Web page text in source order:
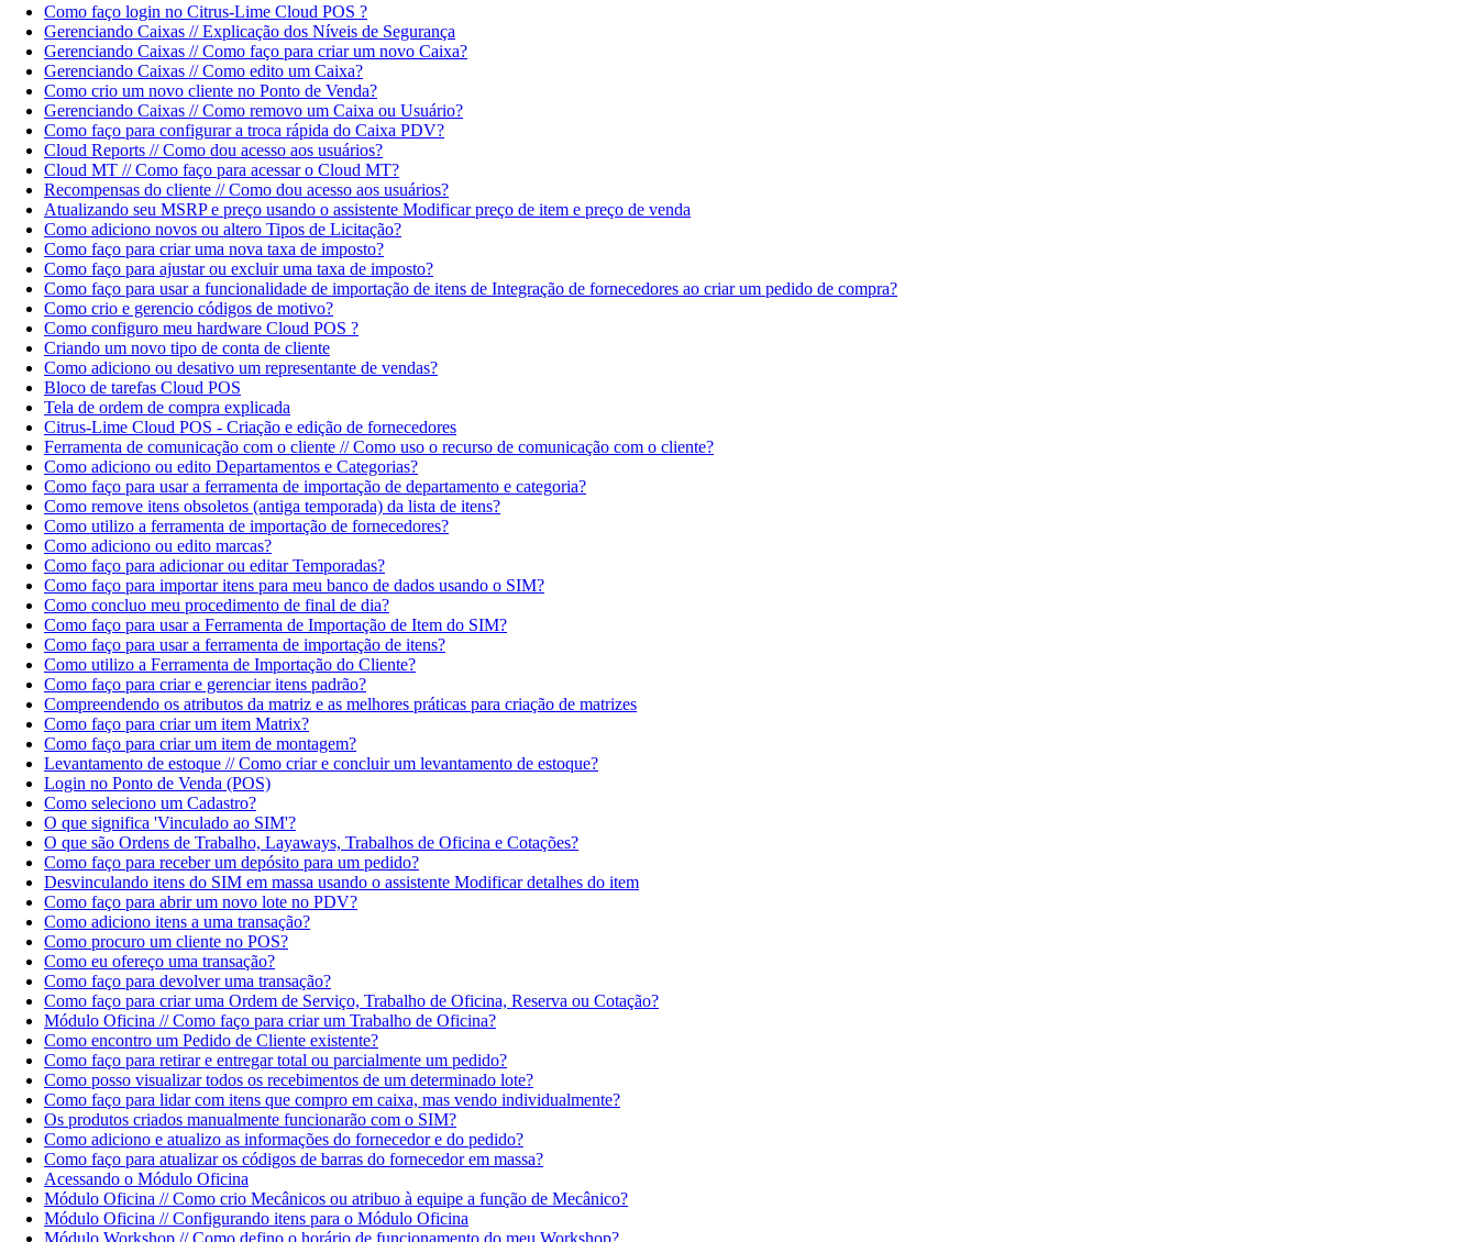
Como faço login no Citrus-Lime Cloud POS ?
Gerenciando Caixas // Explicação dos Níveis de Segurança
Gerenciando Caixas // Como faço para criar um novo Caixa?
Gerenciando Caixas // Como edito um Caixa?
Como crio um novo cliente no Ponto de Venda?
Gerenciando Caixas // Como removo um Caixa ou Usuário?
Como faço para configurar a troca rápida do Caixa PDV?
Cloud Reports // Como dou acesso aos usuários?
Cloud MT // Como faço para acessar o Cloud MT?
Recompensas do cliente // Como dou acesso aos usuários?
Atualizando seu MSRP e preço usando o assistente Modificar preço de item e preço de venda
Como adiciono novos ou altero Tipos de Licitação?
Como faço para criar uma nova taxa de imposto?
Como faço para ajustar ou excluir uma taxa de imposto?
Como faço para usar a funcionalidade de importação de itens de Integração de fornecedores ao criar um pedido de compra?
Como crio e gerencio códigos de motivo?
Como configuro meu hardware Cloud POS ?
Criando um novo tipo de conta de cliente
Como adiciono ou desativo um representante de vendas?
Bloco de tarefas Cloud POS
Tela de ordem de compra explicada
Citrus-Lime Cloud POS - Criação e edição de fornecedores
Ferramenta de comunicação com o cliente // Como uso o recurso de comunicação com o cliente?
Como adiciono ou edito Departamentos e Categorias?
Como faço para usar a ferramenta de importação de departamento e categoria?
Como remove itens obsoletos (antiga temporada) da lista de itens?
Como utilizo a ferramenta de importação de fornecedores?
Como adiciono ou edito marcas?
Como faço para adicionar ou editar Temporadas?
Como faço para importar itens para meu banco de dados usando o SIM?
Como concluo meu procedimento de final de dia?
Como faço para usar a Ferramenta de Importação de Item do SIM?
Como faço para usar a ferramenta de importação de itens?
Como utilizo a Ferramenta de Importação do Cliente?
Como faço para criar e gerenciar itens padrão?
Compreendendo os atributos da matriz e as melhores práticas para criação de matrizes
Como faço para criar um item Matrix?
Como faço para criar um item de montagem?
Levantamento de estoque // Como criar e concluir um levantamento de estoque?
Login no Ponto de Venda (POS)
Como seleciono um Cadastro?
O que significa 'Vinculado ao SIM'?
O que são Ordens de Trabalho, Layaways, Trabalhos de Oficina e Cotações?
Como faço para receber um depósito para um pedido?
Desvinculando itens do SIM em massa usando o assistente Modificar detalhes do item
Como faço para abrir um novo lote no PDV?
Como adiciono itens a uma transação?
Como procuro um cliente no POS?
Como eu ofereço uma transação?
Como faço para devolver uma transação?
Como faço para criar uma Ordem de Serviço, Trabalho de Oficina, Reserva ou Cotação?
Módulo Oficina // Como faço para criar um Trabalho de Oficina?
Como encontro um Pedido de Cliente existente?
Como faço para retirar e entregar total ou parcialmente um pedido?
Como posso visualizar todos os recebimentos de um determinado lote?
Como faço para lidar com itens que compro em caixa, mas vendo individualmente?
Os produtos criados manualmente funcionarão com o SIM?
Como adiciono e atualizo as informações do fornecedor e do pedido?
Como faço para atualizar os códigos de barras do fornecedor em massa?
Acessando o Módulo Oficina
Módulo Oficina // Como crio Mecânicos ou atribuo à equipe a função de Mecânico?
Módulo Oficina // Configurando itens para o Módulo Oficina
Módulo Workshop // Como defino o horário de funcionamento do meu Workshop?